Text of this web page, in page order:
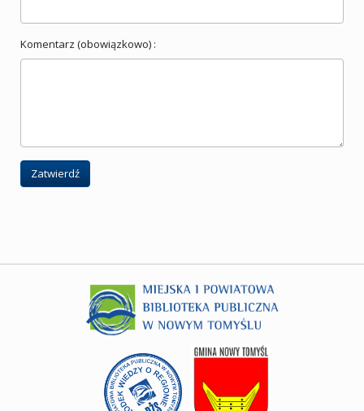
Komentarz (obowiązkowo) :
Zatwierdź